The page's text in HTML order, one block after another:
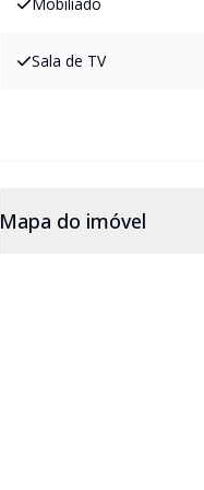
Sala de TV
Mapa do imóvel